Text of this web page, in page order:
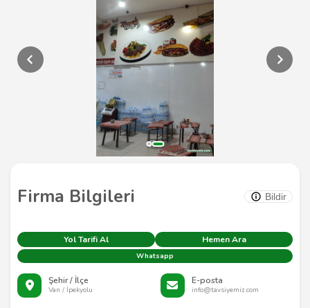
Firma Bilgileri Bildir
Yol Tarifi Al Hemen Ara
Whatsapp
Şehir / İlçe
Van / İpekyolu
E-posta
info@tavsiyemiz.com